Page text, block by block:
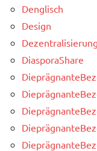
Denglisch
Design
Dezentralisierung
DiasporaShare